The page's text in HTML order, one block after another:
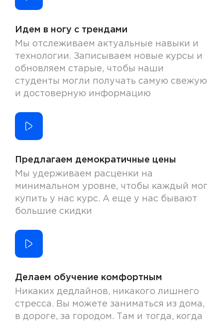
Идем в ногу с трендами
Мы отслеживаем актуальные навыки и
технологии. Записываем новые курсы и
обновляем старые, чтобы наши
студенты могли получать самую свежую
и достоверную информацию
Предлагаем демократичные цены
Мы удерживаем расценки на
минимальном уровне, чтобы каждый мог
купить у нас курс. А еще у нас бывают
большие скидки
Делаем обучение комфортным
Никаких дедлайнов, никакого лишнего
стресса. Вы можете заниматься из дома,
в дороге, за городом. Там и тогда, когда